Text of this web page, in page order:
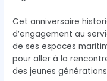
Cet anniversaire
d’engagement au
de ses espaces
pour aller à la
des jeunes